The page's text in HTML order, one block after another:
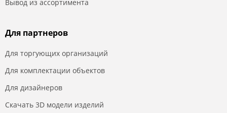
Вывод из ассортимента
Для партнеров
Для торгующих организаций
Для комплектации объектов
Для дизайнеров
Скачать 3D модели изделий